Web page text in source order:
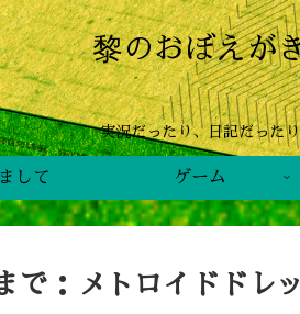
黎のおぼえが
実況だったり、日記だったり
して ゲーム
：メトロイドドレ